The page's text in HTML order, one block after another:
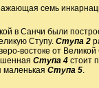
семь
в Санчи были
Ступу. Ступа 2
востоке от
Ступа 4 стоит
маленькая Ступа 5.